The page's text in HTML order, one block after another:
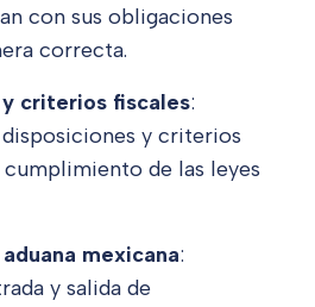
con sus obligaciones
correcta.
criterios fiscales:
y criterios
de las leyes
mexicana:
y salida de